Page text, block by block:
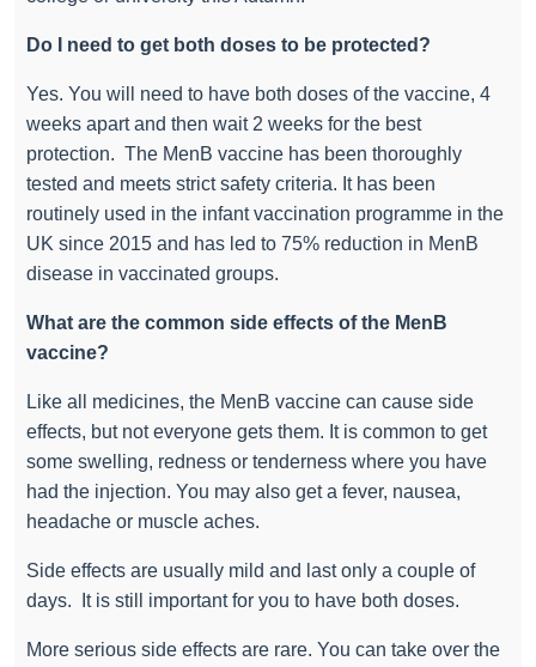
Do I need to get both doses to be protected?
Yes. You will need to have both doses of the vaccine, 4
weeks apart and then wait 2 weeks for the best
protection. The MenB vaccine has been thoroughly
tested and meets strict safety criteria. It has been
routinely used in the infant vaccination programme in the
UK since 2015 and has led to 75% reduction in MenB
disease in vaccinated groups.
What are the common side effects of the MenB
vaccine?
Like all medicines, the MenB vaccine can cause side
effects, but not everyone gets them. It is common to get
some swelling, redness or tenderness where you have
had the injection. You may also get a fever, nausea,
headache or muscle aches.
Side effects are usually mild and last only a couple of
days.
It is still important for you to have both doses.
More serious side effects are rare. You can take over the